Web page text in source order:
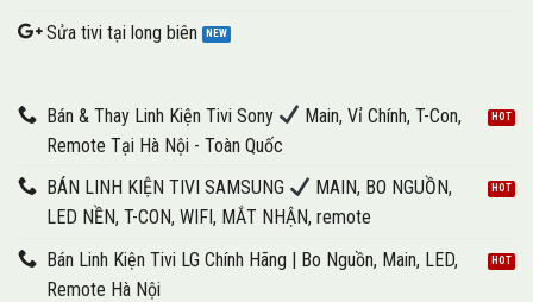
Sửa tivi tại long biên
Bán & Thay Linh Kiện Tivi Sony
Main, Vỉ Chính, T-Con,
Remote Tại Hà Nội - Toàn Quốc
BÁN LINH KIỆN TIVI SAMSUNG
MAIN, BO NGUỒN,
LED NỀN, T-CON, WIFI, MẮT NHẬN, remote
Bán Linh Kiện Tivi LG Chính Hãng | Bo Nguồn, Main, LED,
Remote Hà Nội